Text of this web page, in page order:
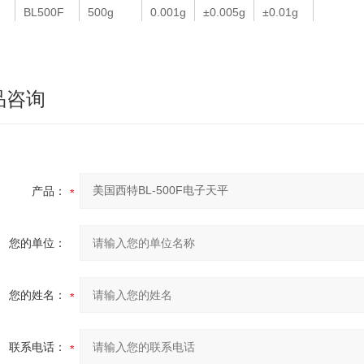
BL500F 500g 0.001g ±0.005g ±0.01g
BL2000F
咨询
产品：
您的单位：
您的姓名：
联系电话：